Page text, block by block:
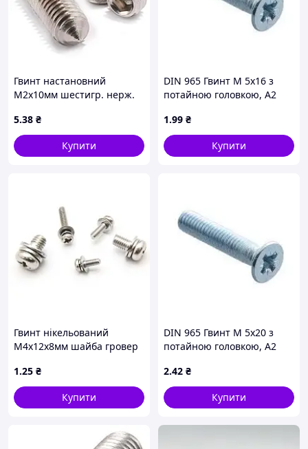
Гвинт настановний
М2х10мм шестигр. нерж.
5.38 ₴
Купити
DIN 965 Гвинт М 5х16 з
потайною головкою, А2
1.99 ₴
Купити
Гвинт нікельований
М4х12х8мм шайба гровер
1.25 ₴
Купити
DIN 965 Гвинт М 5х20 з
потайною головкою, А2
2.42 ₴
Купити